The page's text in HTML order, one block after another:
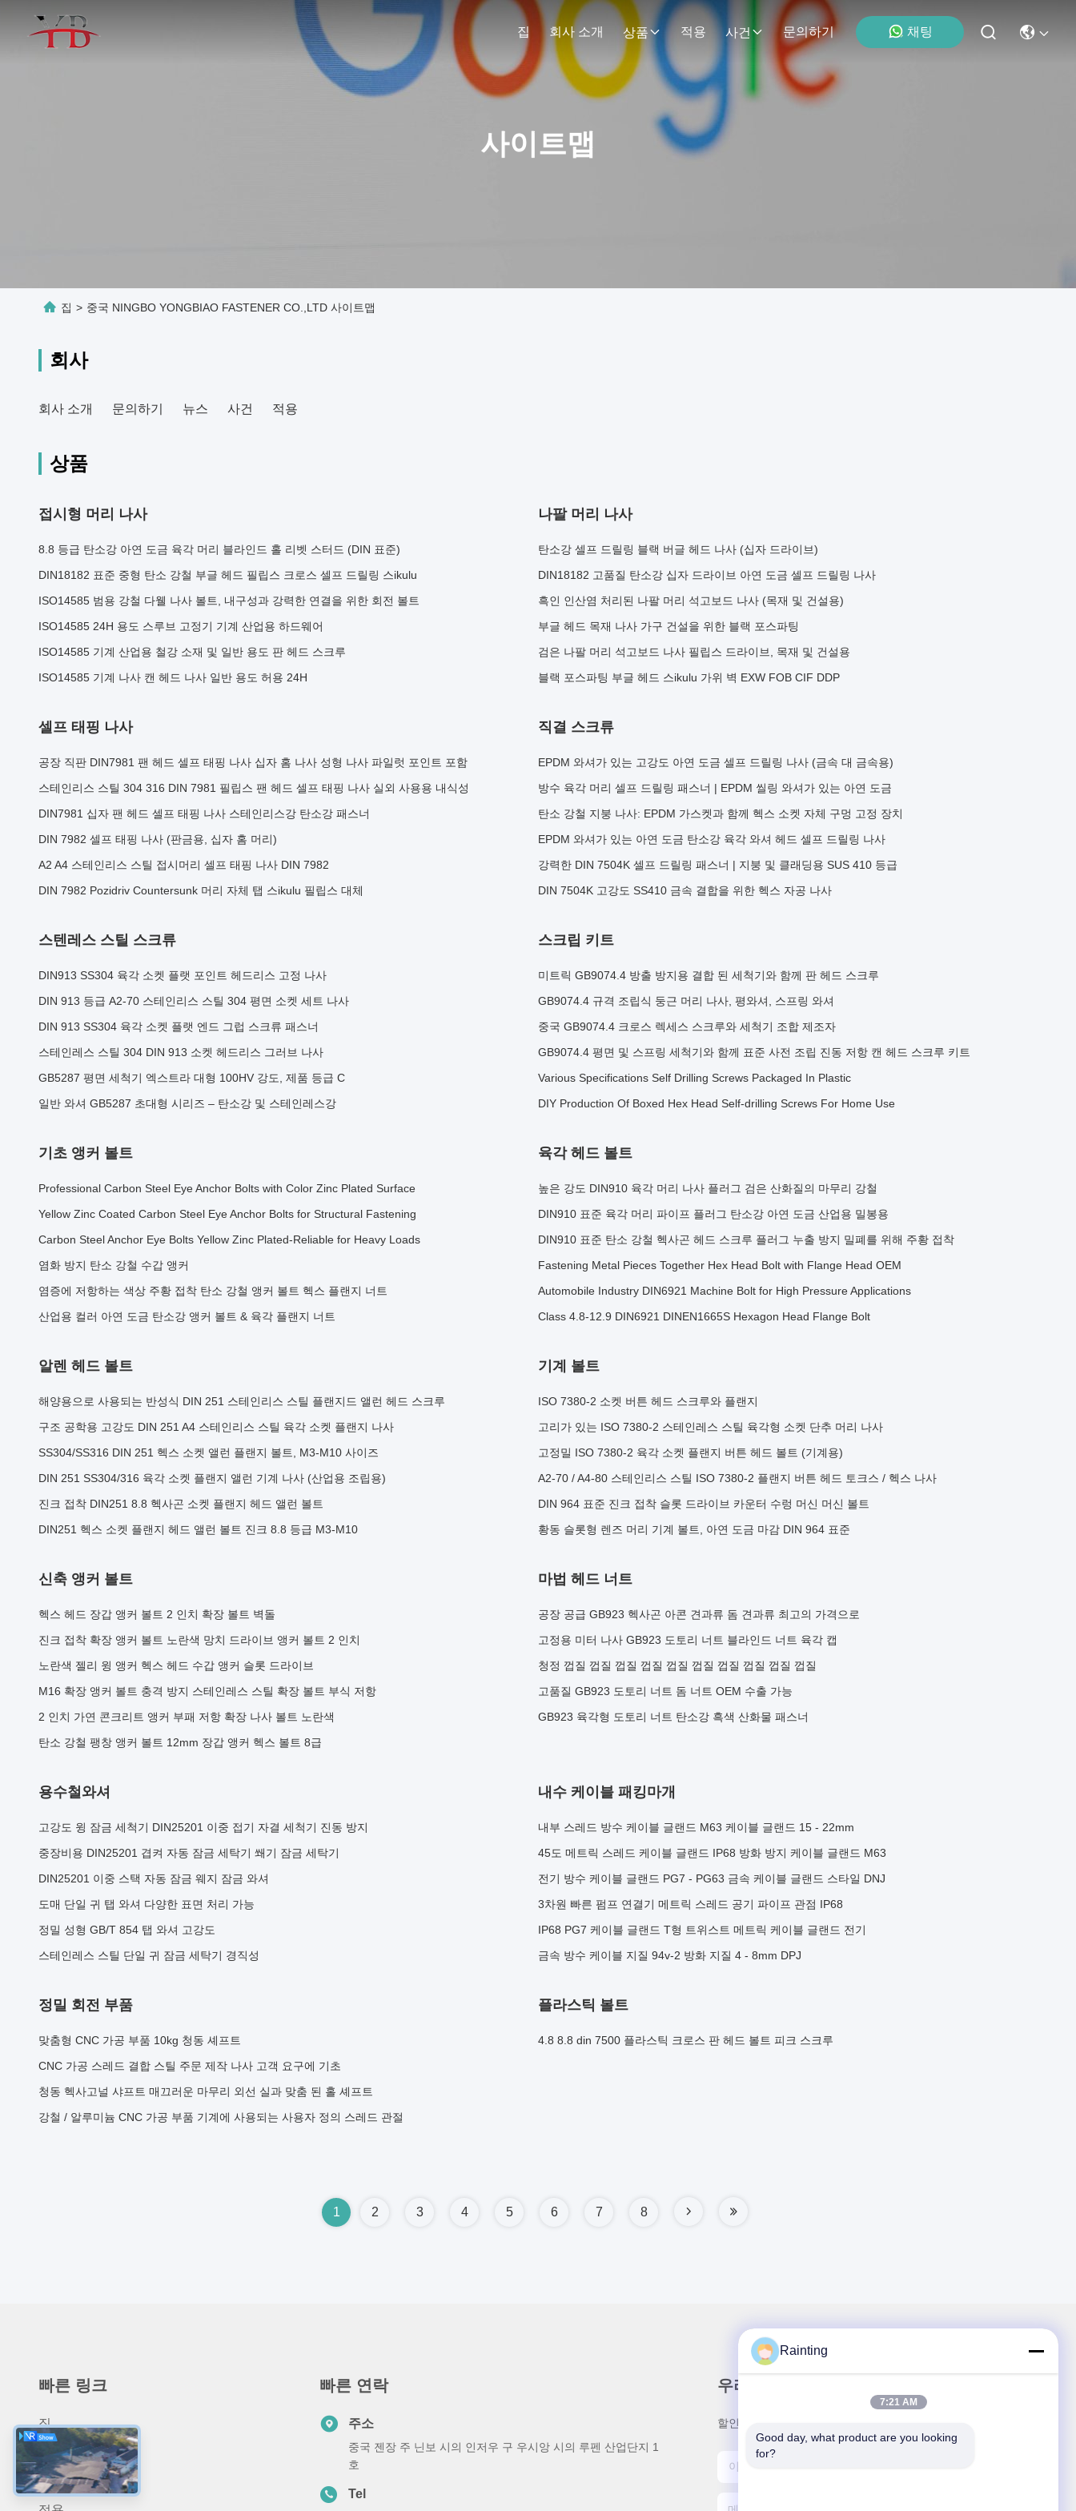
집 회사 소개 상품 적용 사건 문의하기 채팅
사이트맵
집 > 중국 NINGBO YONGBIAO FASTENER CO.,LTD 사이트맵
회사
회사 소개 문의하기 뉴스 사건 적용
상품
접시형 머리 나사
8.8 등급 탄소강 아연 도금 육각 머리 블라인드 홀 리벳 스터드 (DIN 표준)
DIN18182 표준 중형 탄소 강철 부글 헤드 필립스 크로스 셀프 드릴링 스ikulu
ISO14585 범용 강철 다웰 나사 볼트, 내구성과 강력한 연결을 위한 회전 볼트
ISO14585 24H 용도 스루브 고정기 기계 산업용 하드웨어
ISO14585 기계 산업용 철강 소재 및 일반 용도 판 헤드 스크루
ISO14585 기계 나사 캔 헤드 나사 일반 용도 허용 24H
나팔 머리 나사
탄소강 셀프 드릴링 블랙 버글 헤드 나사 (십자 드라이브)
DIN18182 고품질 탄소강 십자 드라이브 아연 도금 셀프 드릴링 나사
흑인 인산염 처리된 나팔 머리 석고보드 나사 (목재 및 건설용)
부글 헤드 목재 나사 가구 건설을 위한 블랙 포스파팅
검은 나팔 머리 석고보드 나사 필립스 드라이브, 목재 및 건설용
블랙 포스파팅 부글 헤드 스ikulu 가위 벽 EXW FOB CIF DDP
셀프 태핑 나사
공장 직판 DIN7981 팬 헤드 셀프 태핑 나사 십자 홈 나사 성형 나사 파일럿 포인트 포함
스테인리스 스틸 304 316 DIN 7981 필립스 팬 헤드 셀프 태핑 나사 실외 사용용 내식성
DIN7981 십자 팬 헤드 셀프 태핑 나사 스테인리스강 탄소강 패스너
DIN 7982 셀프 태핑 나사 (판금용, 십자 홈 머리)
A2 A4 스테인리스 스틸 접시머리 셀프 태핑 나사 DIN 7982
DIN 7982 Pozidriv Countersunk 머리 자체 탭 스ikulu 필립스 대체
직결 스크류
EPDM 와셔가 있는 고강도 아연 도금 셀프 드릴링 나사 (금속 대 금속용)
방수 육각 머리 셀프 드릴링 패스너 | EPDM 씰링 와셔가 있는 아연 도금
탄소 강철 지붕 나사: EPDM 가스켓과 함께 헥스 소켓 자체 구멍 고정 장치
EPDM 와셔가 있는 아연 도금 탄소강 육각 와셔 헤드 셀프 드릴링 나사
강력한 DIN 7504K 셀프 드릴링 패스너 | 지붕 및 클래딩용 SUS 410 등급
DIN 7504K 고강도 SS410 금속 결합을 위한 헥스 자공 나사
스텐레스 스틸 스크류
DIN913 SS304 육각 소켓 플랫 포인트 헤드리스 고정 나사
DIN 913 등급 A2-70 스테인리스 스틸 304 평면 소켓 세트 나사
DIN 913 SS304 육각 소켓 플랫 엔드 그럽 스크류 패스너
스테인레스 스틸 304 DIN 913 소켓 헤드리스 그러브 나사
GB5287 평면 세척기 엑스트라 대형 100HV 강도, 제품 등급 C
일반 와셔 GB5287 초대형 시리즈 – 탄소강 및 스테인레스강
스크립 키트
미트릭 GB9074.4 방출 방지용 결합 된 세척기와 함께 판 헤드 스크루
GB9074.4 규격 조립식 둥근 머리 나사, 평와셔, 스프링 와셔
중국 GB9074.4 크로스 렉세스 스크루와 세척기 조합 제조자
GB9074.4 평면 및 스프링 세척기와 함께 표준 사전 조립 진동 저항 캔 헤드 스크루 키트
Various Specifications Self Drilling Screws Packaged In Plastic
DIY Production Of Boxed Hex Head Self-drilling Screws For Home Use
기초 앵커 볼트
Professional Carbon Steel Eye Anchor Bolts with Color Zinc Plated Surface
Yellow Zinc Coated Carbon Steel Eye Anchor Bolts for Structural Fastening
Carbon Steel Anchor Eye Bolts Yellow Zinc Plated-Reliable for Heavy Loads
염화 방지 탄소 강철 수갑 앵커
염증에 저항하는 색상 주황 접착 탄소 강철 앵커 볼트 헥스 플랜지 너트
산업용 컬러 아연 도금 탄소강 앵커 볼트 & 육각 플랜지 너트
육각 헤드 볼트
높은 강도 DIN910 육각 머리 나사 플러그 검은 산화질의 마무리 강철
DIN910 표준 육각 머리 파이프 플러그 탄소강 아연 도금 산업용 밀봉용
DIN910 표준 탄소 강철 헥사곤 헤드 스크루 플러그 누출 방지 밀폐를 위해 주황 접착
Fastening Metal Pieces Together Hex Head Bolt with Flange Head OEM
Automobile Industry DIN6921 Machine Bolt for High Pressure Applications
Class 4.8-12.9 DIN6921 DINEN1665S Hexagon Head Flange Bolt
알렌 헤드 볼트
해양용으로 사용되는 반성식 DIN 251 스테인리스 스틸 플랜지드 앨런 헤드 스크루
구조 공학용 고강도 DIN 251 A4 스테인리스 스틸 육각 소켓 플랜지 나사
SS304/SS316 DIN 251 헥스 소켓 앨런 플랜지 볼트, M3-M10 사이즈
DIN 251 SS304/316 육각 소켓 플랜지 앨런 기계 나사 (산업용 조립용)
진크 접착 DIN251 8.8 헥사곤 소켓 플랜지 헤드 앨런 볼트
DIN251 헥스 소켓 플랜지 헤드 앨런 볼트 진크 8.8 등급 M3-M10
기계 볼트
ISO 7380-2 소켓 버튼 헤드 스크루와 플랜지
고리가 있는 ISO 7380-2 스테인레스 스틸 육각형 소켓 단추 머리 나사
고정밀 ISO 7380-2 육각 소켓 플랜지 버튼 헤드 볼트 (기계용)
A2-70 / A4-80 스테인리스 스틸 ISO 7380-2 플랜지 버튼 헤드 토크스 / 헥스 나사
DIN 964 표준 진크 접착 슬롯 드라이브 카운터 수렁 머신 머신 볼트
황동 슬롯형 렌즈 머리 기계 볼트, 아연 도금 마감 DIN 964 표준
신축 앵커 볼트
헥스 헤드 장갑 앵커 볼트 2 인치 확장 볼트 벽돌
진크 접착 확장 앵커 볼트 노란색 망치 드라이브 앵커 볼트 2 인치
노란색 젤리 윙 앵커 헥스 헤드 수갑 앵커 슬롯 드라이브
M16 확장 앵커 볼트 충격 방지 스테인레스 스틸 확장 볼트 부식 저항
2 인치 가연 콘크리트 앵커 부패 저항 확장 나사 볼트 노란색
탄소 강철 팽창 앵커 볼트 12mm 장갑 앵커 헥스 볼트 8급
마법 헤드 너트
공장 공급 GB923 헥사곤 아콘 견과류 돔 견과류 최고의 가격으로
고정용 미터 나사 GB923 도토리 너트 블라인드 너트 육각 캡
청정 껍질 껍질 껍질 껍질 껍질 껍질 껍질 껍질 껍질 껍질
고품질 GB923 도토리 너트 돔 너트 OEM 수출 가능
GB923 육각형 도토리 너트 탄소강 흑색 산화물 패스너
용수철와셔
고강도 윙 잠금 세척기 DIN25201 이중 접기 자결 세척기 진동 방지
중장비용 DIN25201 겹켜 자동 잠금 세탁기 쐐기 잠금 세탁기
DIN25201 이중 스택 자동 잠금 웨지 잠금 와셔
도매 단일 귀 탭 와셔 다양한 표면 처리 가능
정밀 성형 GB/T 854 탭 와셔 고강도
스테인레스 스틸 단일 귀 잠금 세탁기 경직성
내수 케이블 패킹마개
내부 스레드 방수 케이블 글랜드 M63 케이블 글랜드 15 - 22mm
45도 메트릭 스레드 케이블 글랜드 IP68 방화 방지 케이블 글랜드 M63
전기 방수 케이블 글랜드 PG7 - PG63 금속 케이블 글랜드 스타일 DNJ
3차원 빠른 펌프 연결기 메트릭 스레드 공기 파이프 관점 IP68
IP68 PG7 케이블 글랜드 T형 트위스트 메트릭 케이블 글랜드 전기
금속 방수 케이블 지질 94v-2 방화 지질 4 - 8mm DPJ
정밀 회전 부품
맞춤형 CNC 가공 부품 10kg 청동 셰프트
CNC 가공 스레드 결합 스틸 주문 제작 나사 고객 요구에 기초
청동 헥사고널 샤프트 매끄러운 마무리 외선 실과 맞춤 된 홀 셰프트
강철 / 알루미늄 CNC 가공 부품 기계에 사용되는 사용자 정의 스레드 관절
플라스틱 볼트
4.8 8.8 din 7500 플라스틱 크로스 판 헤드 볼트 피크 스크루
1 2 3 4 5 6 7 8
빠른 링크
집
회사 소개
상품
빠른 연락
주소
중국 젠장 주 닌보 시의 인저우 구 우시앙 시의 루펜 산업단지 1
호
Tel
우리 뉴스레터
할인 및 더 많은 정보를 얻기 위해 뉴스레터에 가입하십시오.
Rainting
7:21 AM
Good day, what product are you looking
for?